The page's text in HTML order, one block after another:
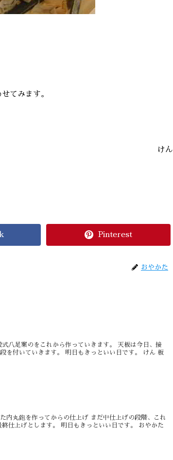
てみます。
けん
Pinterest
おやかた
八足案のをこれから作っていきます。 天板は今日、接
を付いていきます。 明日もきっといい日です。 けん 板
内丸鉋を作ってからの仕上げ まだ中仕上げの段階、これ
仕上げとします。 明日もきっといい日です。 おやかた